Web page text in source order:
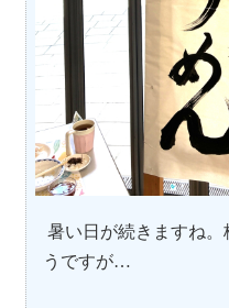
暑い日が続きますね
うですが…